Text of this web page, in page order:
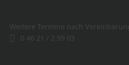
Weitere Termine nach
0 46 21 / 2 99 03